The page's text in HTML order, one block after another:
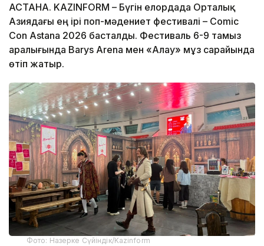
АСТАНА. KAZINFORM – Бүгін елордада Орталық
Азиядағы ең ірі поп-мәдениет фестивалі – Comic
Con Astana 2026 басталды. Фестиваль 6-9 тамыз
аралығында Barys Arena мен «Алау» мұз сарайында
өтіп жатыр.
Фото: Назерке Сүйіндік/Kazinform